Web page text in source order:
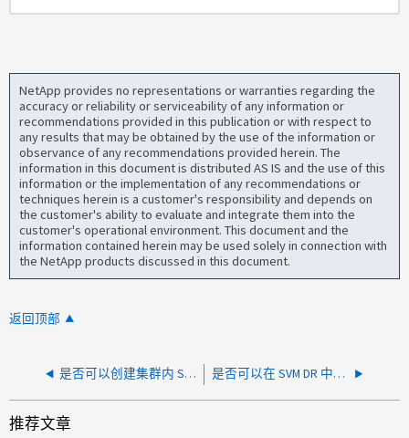
NetApp provides no representations or warranties regarding the
accuracy or reliability or serviceability of any information or
recommendations provided in this publication or with respect to
any results that may be obtained by the use of the information or
observance of any recommendations provided herein. The
information in this document is distributed AS IS and the use of this
information or the implementation of any recommendations or
techniques herein is a customer's responsibility and depends on
the customer's ability to evaluate and integrate them into the
customer's operational environment. This document and the
information contained herein may be used solely in connection with
the NetApp products discussed in this document.
返回顶部
是否可以创建集群内 SVM-DR ？ 是否可以在 SVM DR 中启用目标 SVM 以对数据进行只读访问？
推荐文章